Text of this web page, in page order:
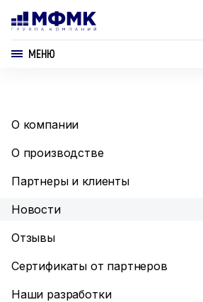
МЕНЮ
О компании
О производстве
Партнеры и клиенты
Новости
Отзывы
Сертификаты от партнеров
Наши разработки